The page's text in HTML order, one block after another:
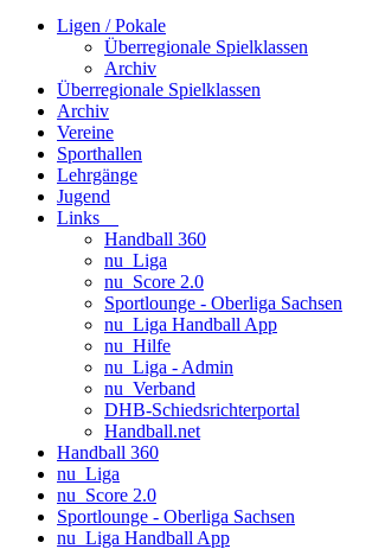
Ligen / Pokale
Überregionale Spielklassen
Archiv
Überregionale Spielklassen
Archiv
Vereine
Sporthallen
Lehrgänge
Jugend
Links
Handball 360
nu_Liga
nu_Score 2.0
Sportlounge - Oberliga Sachsen
nu_Liga Handball App
nu_Hilfe
nu_Liga - Admin
nu_Verband
DHB-Schiedsrichterportal
Handball.net
Handball 360
nu_Liga
nu_Score 2.0
Sportlounge - Oberliga Sachsen
nu_Liga Handball App